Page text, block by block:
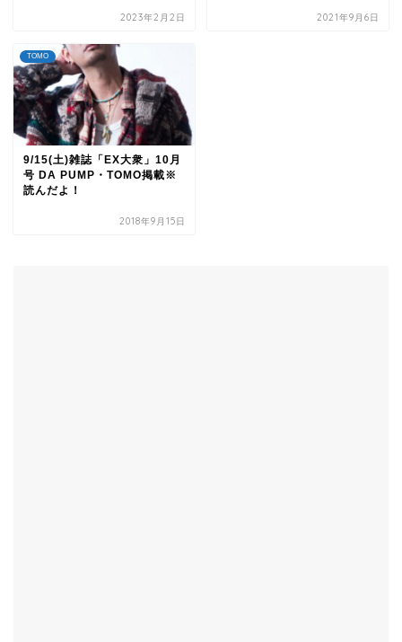
2023年2月2日 2021年9月6日
TOMO
9/15(土)雑誌「EX大衆」10月
号 DA PUMP・TOMO掲載※
読んだよ！
2018年9月15日